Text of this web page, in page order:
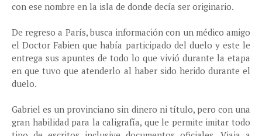
con ese nombre en la isla de donde decía ser originario.
De regreso a París, busca información con un médico amigo
el Doctor Fabien que había participado del duelo y este le
entrega sus apuntes de todo lo que vivió durante la etapa
en que tuvo que atenderlo al haber sido herido durante el
duelo.
Gabriel es un provinciano sin dinero ni título, pero con una
gran habilidad para la caligrafía, que le permite imitar todo